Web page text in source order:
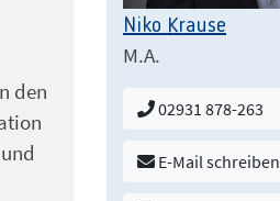
den
Niko Krause
M.A.
02931 878-263
E-Mail schreiben